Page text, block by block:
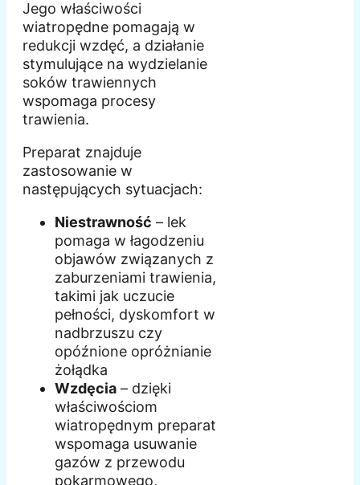
Jego właściwości
wiatropędne pomagają w
redukcji wzdęć, a działanie
stymulujące na wydzielanie
soków trawiennych
wspomaga procesy
trawienia.
Preparat znajduje
zastosowanie w
następujących sytuacjach:
Niestrawność – lek
pomaga w łagodzeniu
objawów związanych z
zaburzeniami trawienia,
takimi jak uczucie
pełności, dyskomfort w
nadbrzuszu czy
opóźnione opróżnianie
żołądka
Wzdęcia – dzięki
właściwościom
wiatropędnym preparat
wspomaga usuwanie
gazów z przewodu
pokarmowego,